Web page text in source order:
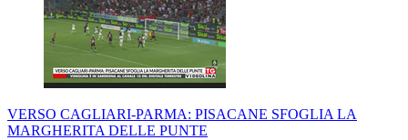
VERSO CAGLIARI-PARMA: PISACANE SFOGLIA LA
MARGHERITA DELLE PUNTE